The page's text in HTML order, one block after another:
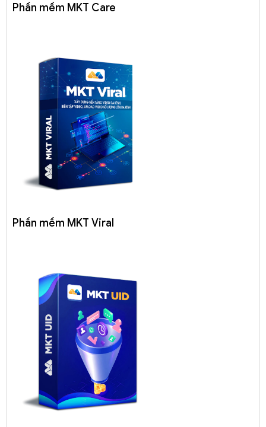
Phần mềm MKT Care
Phần mềm MKT Viral